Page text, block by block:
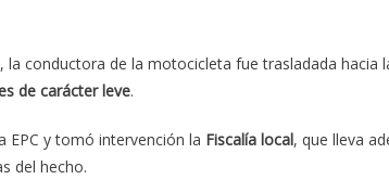
la conductora de la motocicleta fue trasladada hacia
de carácter leve.
EPC y tomó intervención la Fiscalía local, que lleva
del hecho.